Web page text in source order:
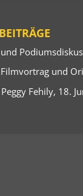
und
und
Fehily, 18.